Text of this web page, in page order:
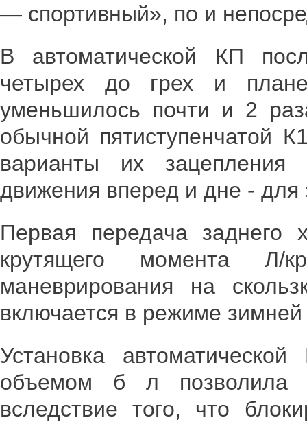
— спортивный», по и
В автоматической КП
четырех до грех и
уменьшилось почти и 2
обычной пятиступенчатой
варианты их зацепления
движения вперед и дне - для
Первая передача заднего
крутящего момента
маневрирования на
включается в режиме
Установка
объемом б л позволила
вследствие того, что